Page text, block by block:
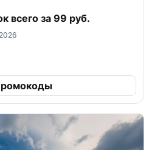
всего за 99 руб.